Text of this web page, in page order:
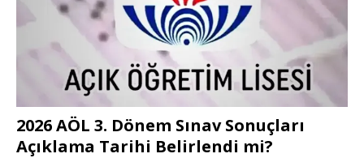
2026 AÖL 3. Dönem Sınav Sonuçları
Açıklama Tarihi Belirlendi mi?